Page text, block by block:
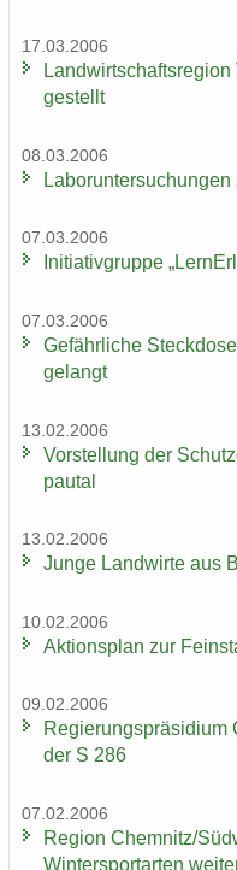
17.03.2006
ge­stellt
08.03.2006
07.03.2006
In­itia­tiv­grup­pe
07.03.2006
Ge­fähr­li­che
ge­langt
13.02.2006
Vor­stel­lung der
pau­tal
13.02.2006
Junge Land­wir­te aus
10.02.2006
Ak­ti­ons­plan zur
09.02.2006
Re­gie­rungs­prä­si­di­um
der S 286
07.02.2006
Re­gi­on Chem­nitz/
Win­ter­sport­ar­ten